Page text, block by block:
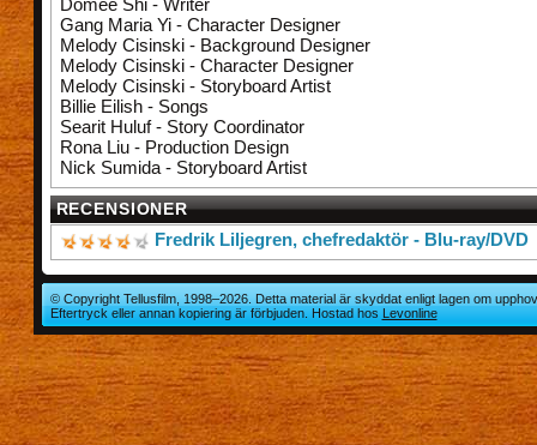
Domee Shi - Writer
Gang Maria Yi - Character Designer
Melody Cisinski - Background Designer
Melody Cisinski - Character Designer
Melody Cisinski - Storyboard Artist
Billie Eilish - Songs
Searit Huluf - Story Coordinator
Rona Liu - Production Design
Nick Sumida - Storyboard Artist
RECENSIONER
Fredrik Liljegren, chefredaktör - Blu-ray/DVD
© Copyright Tellusfilm, 1998–2026. Detta material är skyddat enligt lagen om
Eftertryck eller annan kopiering är förbjuden. Hostad hos
Levonline